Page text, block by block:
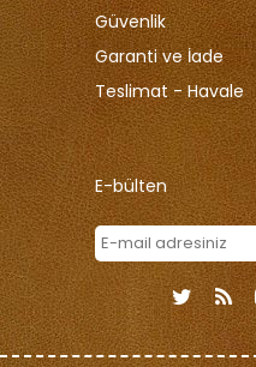
Güvenlik
Garanti ve İade
Teslimat - Havale
E-bülten